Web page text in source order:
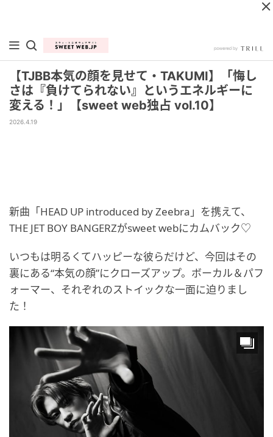
【TJBB本気の顔を見せて・TAKUMI】「悔し
さは『負けてられない』というエネルギーに
変える！」【sweet web独占 vol.10】
2026.4.19
新曲「HEAD UP introduced by Zeebra」を携えて、
THE JET BOY BANGERZがsweet webにカムバック♡
いつもは明るくてハッピーな彼らだけど、今回はその
裏にある“本気の顔”にクローズアップ。ボーカル＆パフ
ォーマー、それぞれのストイックな一面に迫りまし
た！